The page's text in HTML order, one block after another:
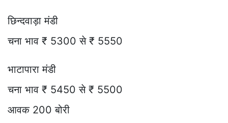
छिन्दवाड़ा मंडी
चना भाव ₹ 5300 से ₹ 5550
भाटापारा मंडी
चना भाव ₹ 5450 से ₹ 5500
आवक 200 बोरी